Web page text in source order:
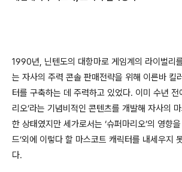
1990년, 닌텐도의 대항마로 게임계의 라이벌리
는 자사의 주력 콘솔 판매전략을 위해 이른바 킬
터를 구축하는 데 주력하고 있었다. 이미 수년 전
리오’라는 기념비적인 콘텐츠를 개발해 자사의
한 상태였지만 세가로서는 ‘슈퍼마리오’의 영향
드’외에 이렇다 할 마스코트 캐릭터를 내세우지
다.